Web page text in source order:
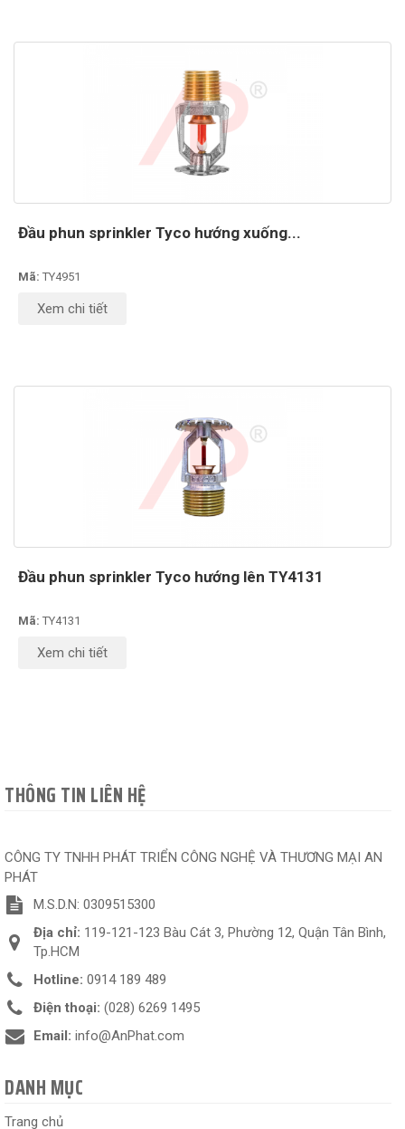
Đầu phun sprinkler Tyco hướng xuống...
Mã: TY4951
Xem chi tiết
Đầu phun sprinkler Tyco hướng lên TY4131
Mã: TY4131
Xem chi tiết
THÔNG TIN LIÊN HỆ
CÔNG TY TNHH PHÁT TRIỂN CÔNG NGHỆ VÀ THƯƠNG MẠI AN
PHÁT
M.S.D.N: 0309515300
Địa chỉ: 119-121-123 Bàu Cát 3, Phường 12, Quận Tân Bình,
Tp.HCM
Hotline: 0914 189 489
Điện thoại: (028) 6269 1495
Email: info@AnPhat.com
DANH MỤC
Trang chủ